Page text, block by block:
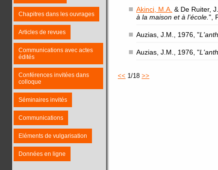
Chapitres dans les ouvrages
Articles de revues
Communications avec actes
édités
Conférences invitées dans
colloque
Séminaires invités
Communications
Eléments de vulgarisation
Données en ligne
Akinci, M.A. & De Ruiter,
à la maison et à l’école. ",
Auzias, J.M., 1976, "
Auzias, J.M., 1976, "
<< 1/18 >>